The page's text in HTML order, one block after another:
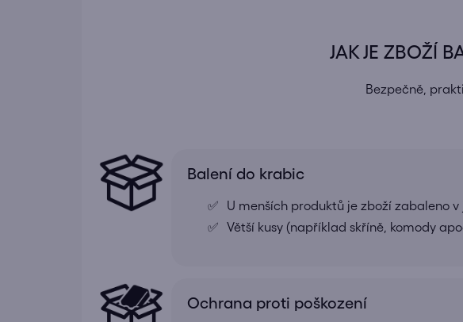
JAK JE ZBOŽÍ
Bezpečně,
Balení do krabic
U menších produktů je zboží zabaleno
Větší kusy (například skříně, komody
Ochrana proti poškození